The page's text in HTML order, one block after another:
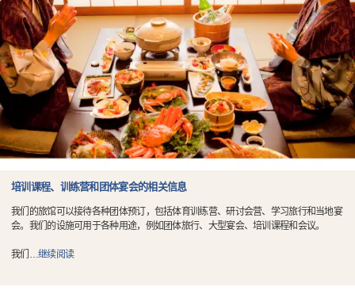
培训课程、训练营和团体宴会的相关信息
我们的旅馆可以接待各种团体预订，包括体育训练营、研讨会营、学习旅行和当地宴
会。我们的设施可用于各种用途，例如团体旅行、大型宴会、培训课程和会议。
我们 …继续阅读